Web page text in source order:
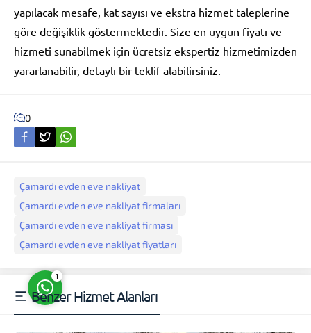
yapılacak mesafe, kat sayısı ve ekstra hizmet taleplerine
göre değişiklik göstermektedir. Size en uygun fiyatı ve
hizmeti sunabilmek için ücretsiz ekspertiz hizmetimizden
yararlanabilir, detaylı bir teklif alabilirsiniz.
0
Çamardı evden eve nakliyat
Çamardı evden eve nakliyat firmaları
Çamardı evden eve nakliyat firması
Çamardı evden eve nakliyat fiyatları
Benzer Hizmet Alanları
Cevap Yaz
1